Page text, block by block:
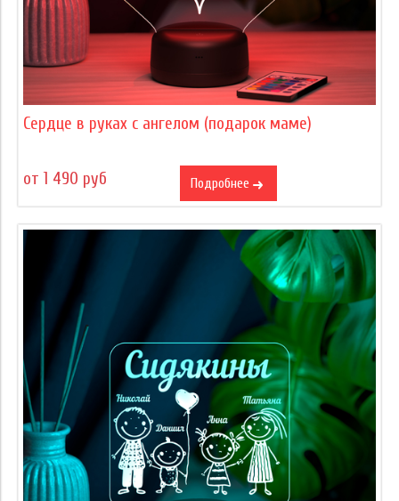
Сердце в руках с ангелом (подарок маме)
от 1 490 руб Подробнее